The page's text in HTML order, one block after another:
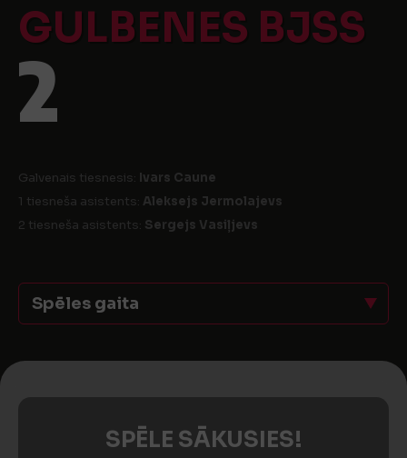
GULBENES BJSS
2
Galvenais tiesnesis: Ivars Caune
1 tiesneša asistents: Aleksejs Jermolajevs
2 tiesneša asistents: Sergejs Vasiļjevs
Spēles gaita
SPĒLE SĀKUSIES!